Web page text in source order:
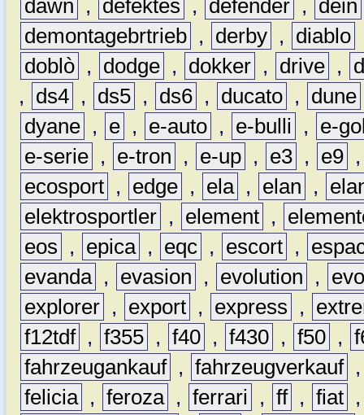
dawn , defektes , defender , dein
demontagebrtrieb , derby , diablo
doblò , dodge , dokker , drive ,
,
ds4 , ds5 , ds6 , ducato , dune
dyane , e , e-auto , e-bulli ,
e-
e-serie , e-tron , e-up , e3 , e9
ecosport , edge , ela , elan ,
elektrosportler , element ,
eos
, epica , eqc , escort ,
evanda , evasion , evolution ,
explorer , export , express ,
f12tdf , f355 , f40 , f430 , f50 ,
fahrzeugankauf , fahrzeugverkauf
felicia , feroza , ferrari , ff , fiat